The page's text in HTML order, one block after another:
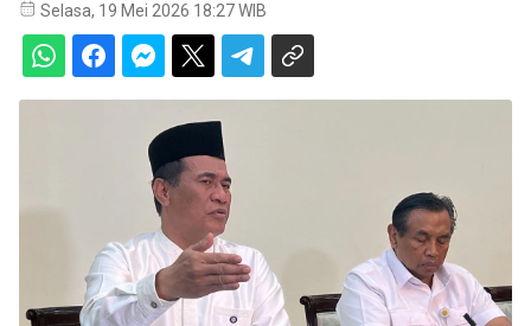
Selasa, 19 Mei 2026 18:27 WIB